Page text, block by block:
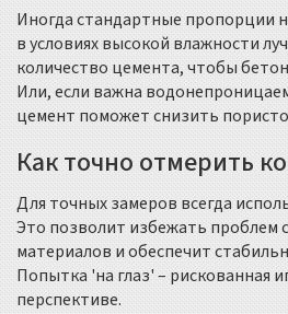
Иногда стандартные пропорции
в условиях высокой влажности
количество цемента, чтобы
Или, если важна
цемент поможет снизить
Как точно отмерить
Для точных замеров всегда
Это позволит избежать проблем
материалов и обеспечит
Попытка 'на глаз' – рискованная
перспективе.